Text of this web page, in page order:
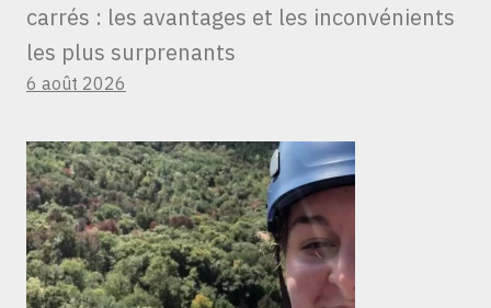
carrés : les avantages et les inconvénients
les plus surprenants
6 août 2026